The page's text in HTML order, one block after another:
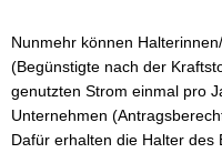
Nunmehr können
(Begünstigte nach der
genutzten Strom einmal pro
Unternehmen
Dafür erhalten die Halter des